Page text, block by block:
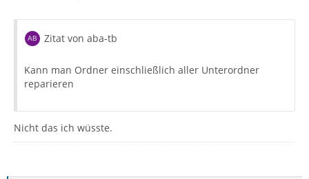
Zitat von aba-tb
Kann man Ordner einschließlich aller Unterordner
reparieren
Nicht das ich wüsste.